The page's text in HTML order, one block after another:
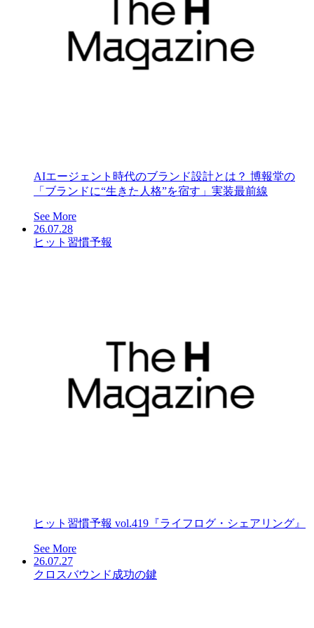
AIエージェント時代のブランド設計とは？ 博報堂の
「ブランドに“生きた人格”を宿す」実装最前線
See More
26.07.28
ヒット習慣予報
ヒット習慣予報 vol.419『ライフログ・シェアリング』
See More
26.07.27
クロスバウンド成功の鍵